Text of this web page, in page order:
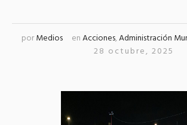
porMedios enAcciones,Administración
28 octubre, 2025